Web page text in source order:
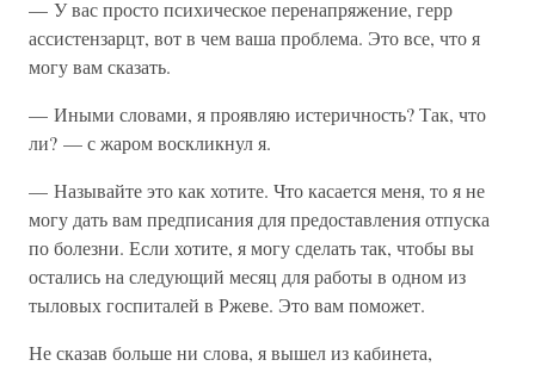
— У вас просто психическое перенапряжение, герр
ассистензарцт, вот в чем ваша проблема. Это все, что я
могу вам сказать.
— Иными словами, я проявляю истеричность? Так, что
ли? — с жаром воскликнул я.
— Называйте это как хотите. Что касается меня, то я не
могу дать вам предписания для предоставления отпуска
по болезни. Если хотите, я могу сделать так, чтобы вы
остались на следующий месяц для работы в одном из
тыловых госпиталей в Ржеве. Это вам поможет.
Не сказав больше ни слова, я вышел из кабинета,